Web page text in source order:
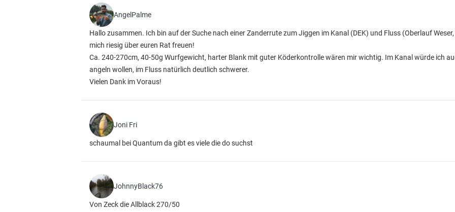
AngelPalme
Hallo zusammen. Ich bin auf der Suche nach einer Zanderrute zum Jiggen im Kanal (DEK) und Fluss (Oberlauf
mich riesig über euren Rat freuen!
Ca. 240-270cm, 40-50g Wurfgewicht, harter Blank mit guter Köderkontrolle wären mir wichtig. Im Kanal würde ich
angeln wollen, im Fluss natürlich deutlich schwerer.
Vielen Dank im Voraus!
Joni Fri
schaumal bei Quantum da gibt es viele die do suchst
JohnnyBlack76
Von Zeck die Allblack 270/50